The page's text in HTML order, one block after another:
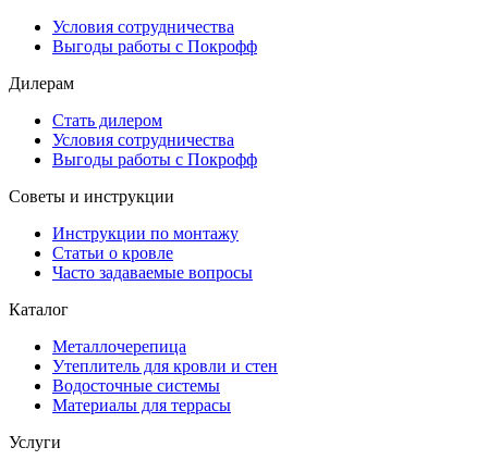
Условия сотрудничества
Выгоды работы с Покрофф
Дилерам
Стать дилером
Условия сотрудничества
Выгоды работы с Покрофф
Советы и инструкции
Инструкции по монтажу
Статьи о кровле
Часто задаваемые вопросы
Каталог
Металлочерепица
Утеплитель для кровли и стен
Водосточные системы
Материалы для террасы
Услуги